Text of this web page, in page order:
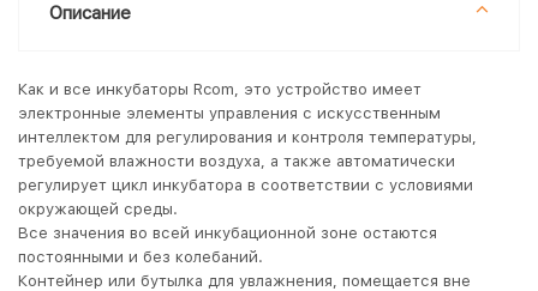
Описание
Как и все инкубаторы Rcom, это устройство имеет
электронные элементы управления с искусственным
интеллектом для регулирования и контроля температуры,
требуемой влажности воздуха, а также автоматически
регулирует цикл инкубатора в соответствии с условиями
окружающей среды.
Все значения во всей инкубационной зоне остаются
постоянными и без колебаний.
Контейнер или бутылка для увлажнения, помещается вне